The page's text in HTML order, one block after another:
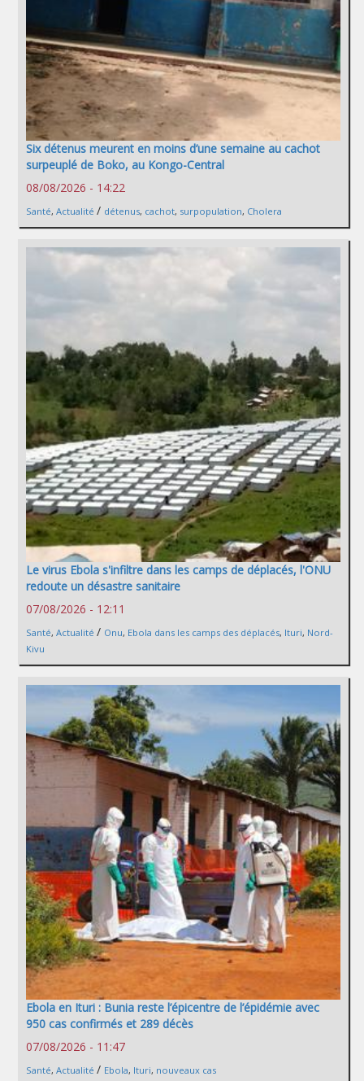
Six détenus meurent en moins d’une semaine au cachot
surpeuplé de Boko, au Kongo-Central
08/08/2026 - 14:22
Santé, Actualité / détenus, cachot, surpopulation, Cholera
Le virus Ebola s'infiltre dans les camps de déplacés, l'ONU
redoute un désastre sanitaire
07/08/2026 - 12:11
Santé, Actualité / Onu, Ebola dans les camps des déplacés, Ituri, Nord-
Kivu
Ebola en Ituri : Bunia reste l’épicentre de l’épidémie avec
950 cas confirmés et 289 décès
07/08/2026 - 11:47
Santé, Actualité / Ebola, Ituri, nouveaux cas